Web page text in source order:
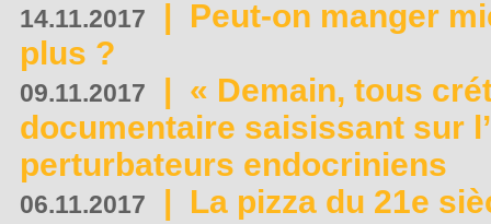
14.11.2017 | Peut-on manger
plus ?
09.11.2017 | « Demain, tous
documentaire saisissant sur
perturbateurs endocriniens
06.11.2017 | La pizza du 21e